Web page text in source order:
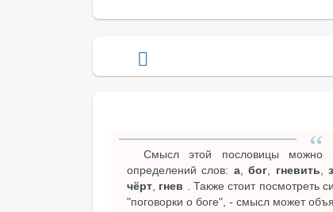
Смысл этой пословицы можно
определений слов: а,бог гневить
чёрт гнев . Также стоит посмотреть
"поговорки о боге", - смысл может